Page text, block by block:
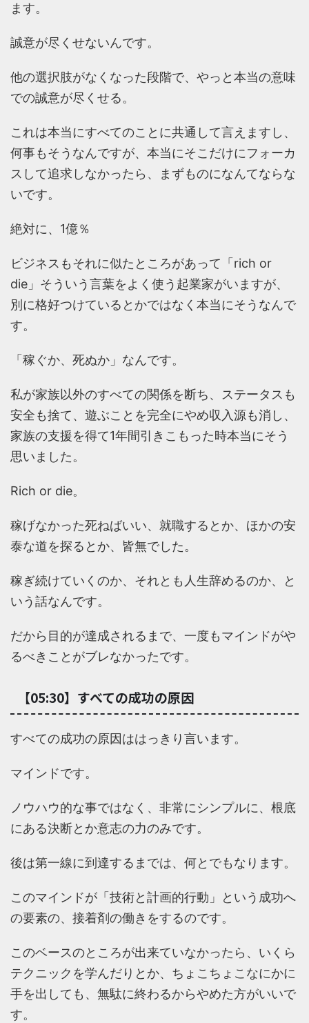
ます。
誠意が尽くせないんです。
他の選択肢がなくなった段階で、やっと本当の意味
での誠意が尽くせる。
これは本当にすべてのことに共通して言えますし、
何事もそうなんですが、本当にそこだけにフォーカ
スして追求しなかったら、まずものになんてならな
いです。
絶対に、1億％
ビジネスもそれに似たところがあって「rich or
die」そういう言葉をよく使う起業家がいますが、
別に格好つけているとかではなく本当にそうなんで
す。
「稼ぐか、死ぬか」なんです。
私が家族以外のすべての関係を断ち、ステータスも
安全も捨て、遊ぶことを完全にやめ収入源も消し、
家族の支援を得て1年間引きこもった時本当にそう
思いました。
Rich or die。
稼げなかった死ねばいい、就職するとか、ほかの安
泰な道を探るとか、皆無でした。
稼ぎ続けていくのか、それとも人生辞めるのか、と
いう話なんです。
だから目的が達成されるまで、一度もマインドがや
るべきことがブレなかったです。
【05:30】すべての成功の原因
すべての成功の原因ははっきり言います。
マインドです。
ノウハウ的な事ではなく、非常にシンプルに、根底
にある決断とか意志の力のみです。
後は第一線に到達するまでは、何とでもなります。
このマインドが「技術と計画的行動」という成功へ
の要素の、接着剤の働きをするのです。
このベースのところが出来ていなかったら、いくら
テクニックを学んだりとか、ちょこちょこなにかに
手を出しても、無駄に終わるからやめた方がいいで
す。